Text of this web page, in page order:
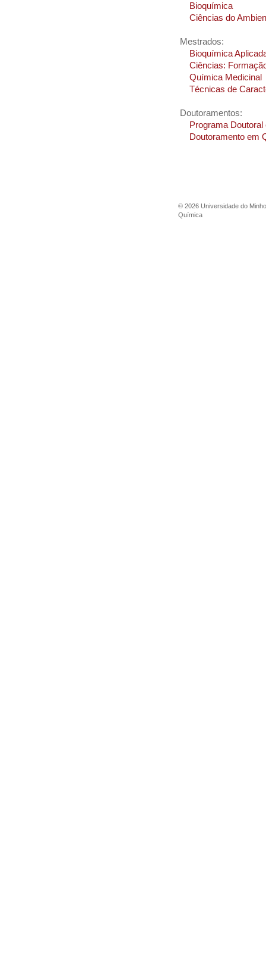
Bioquímica
Ciências do
Mestrados:
Bioquímica
Ciências:
Química Medicinal
Técnicas de
Doutoramentos:
Programa
Doutoramento em
© 2026 Universidade do
Química